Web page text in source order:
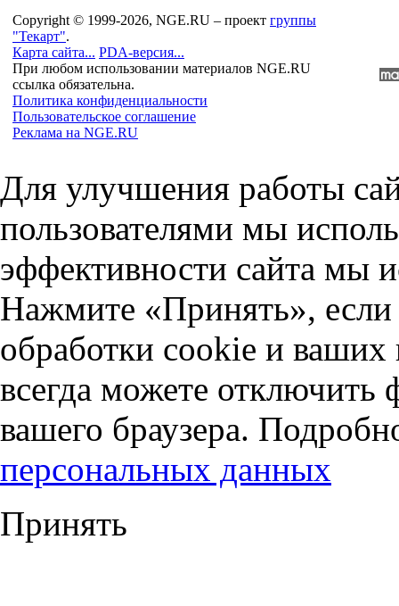
Copyright © 1999-2026, NGE.RU – проект группы
"Текарт".
Карта сайта... PDA-версия...
При любом использовании материалов NGE.RU
ссылка обязательна.
Политика конфиденциальности
Пользовательское соглашение
Реклама на NGE.RU
Для улучшения работы
пользователями мы
эффективности сайта мы
Нажмите «Принять», если
обработки cookie и
всегда можете отключить
вашего браузера.
персональных данных
Принять